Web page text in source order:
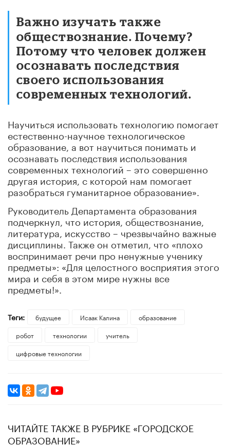
Важно изучать также
обществознание. Почему?
Потому что человек должен
осознавать последствия
своего использования
современных технологий.
Научиться использовать технологию помогает
естественно-научное технологическое
образование, а вот научиться понимать и
осознавать последствия использования
современных технологий – это совершенно
другая история, с которой нам помогает
разобраться гуманитарное образование».
Руководитель Департамента образования
подчеркнул, что история, обществознание,
литература, искусство – чрезвычайно важные
дисциплины. Также он отметил, что «плохо
воспринимает речи про ненужные ученику
предметы»: «Для целостного восприятия этого
мира и себя в этом мире нужны все
предметы!».
Теги: будущее Исаак Калина
образование
робот
технологии
учитель
цифровые технологии
ЧИТАЙТЕ ТАКЖЕ В РУБРИКЕ «ГОРОДСКОЕ
ОБРАЗОВАНИЕ»